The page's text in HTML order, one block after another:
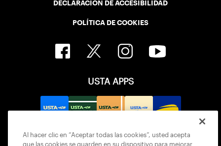
DECLARACIÓN DE ACCESIBILIDAD
POLÍTICA DE COOKIES
USTA APPS
Al hacer clic en “Aceptar todas las cookies”, usted acepta
que las cookies se guarden en su dispositivo para mejorar